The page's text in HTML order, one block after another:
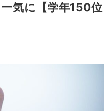
気に【学年150位